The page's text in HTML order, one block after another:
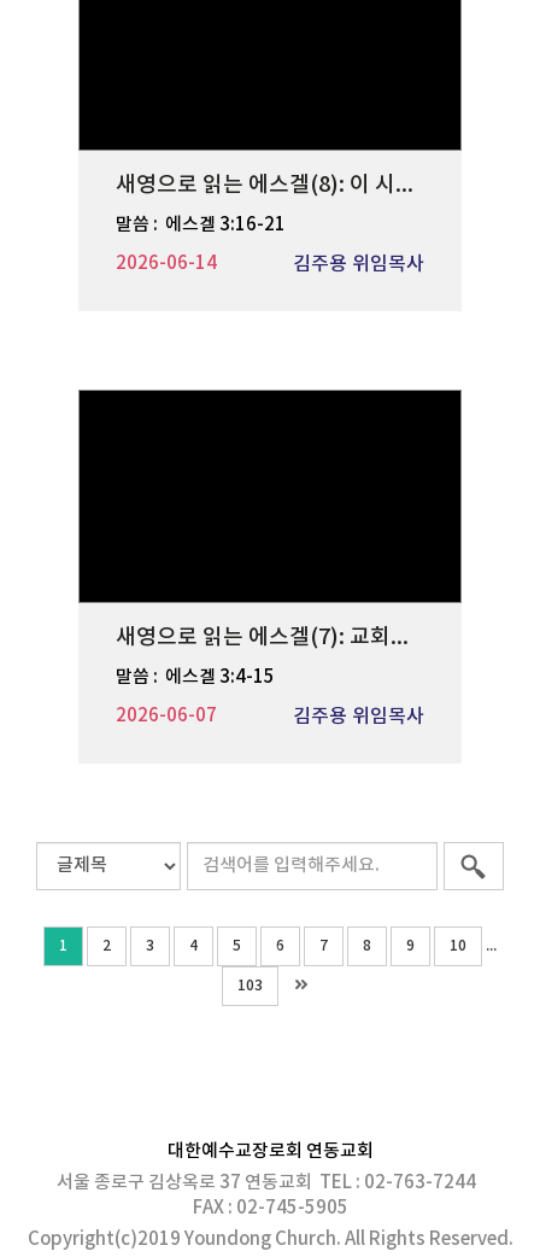
새영으로 읽는 에스겔(8): 이 시대의 파수꾼
말씀 : 에스겔 3:16-21
김주용 위임목사
2026-06-14
새영으로 읽는 에스겔(7): 교회여 깨어나라
말씀 : 에스겔 3:4-15
김주용 위임목사
2026-06-07
1 2 3 4 5 6 7 8 9 10 ...
103
대한예수교장로회 연동교회
서울 종로구 김상옥로 37 연동교회 TEL : 02-763-7244
FAX : 02-745-5905
Copyright(c)2019 Youndong Church. All Rights Reserved.